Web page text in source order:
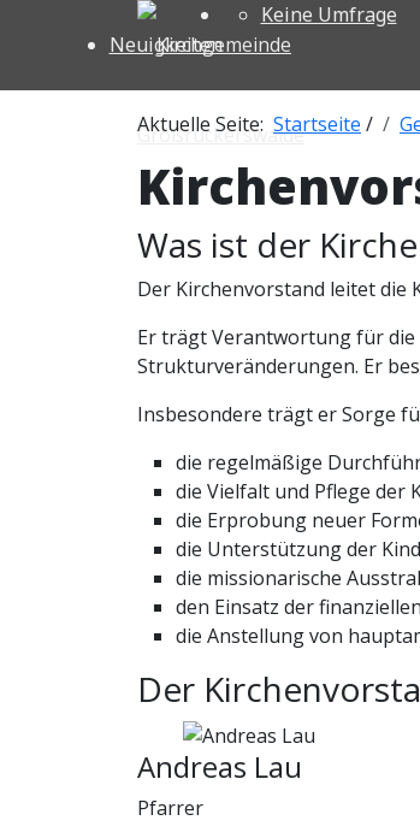
Neuigkeiten
Keine Umfrage
Aktuelle Seite: Startseite /
Was ist der
Der Kirchenvorstand leitet die
Er trägt Verantwortung für
Strukturveränderungen. Er
Insbesondere trägt er Sorge
die regelmäßige
die Vielfalt und Pflege der
die Erprobung neuer
die Unterstützung der
die missionarische
den Einsatz der
die Anstellung von
Der
Andreas Lau
Pfarrer